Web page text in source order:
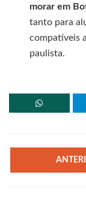
morar em
tanto para
compatíveis
paulista.